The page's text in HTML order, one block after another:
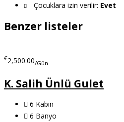
Çocuklara izin verilir: Evet
Benzer listeler
€2,500.00/Gün
K. Salih Ünlü Gulet
6 Kabin
6 Banyo